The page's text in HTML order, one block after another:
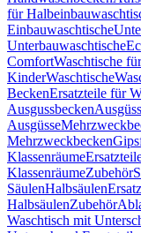
für
Einbauwaschtische
Unterbauwaschtische
ComfortWaschtische
KinderWaschtische
BeckenErsatzteile für
Ausgussbecken
Ausgüsse
Mehrzweckbecken
Klassenräume
KlassenräumeZubehör
SäulenHalbsäulen
HalbsäulenZubehör
Waschtisch mit